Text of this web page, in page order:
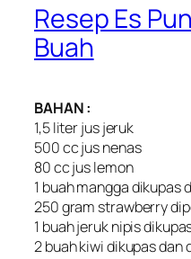
Resep Es
Buah
BAHAN :
1,5 liter jus jeruk
500 cc jus nenas
80 cc jus lemon
1 buah mangga dikupas
250 gram strawberry
1 buah jeruk nipis
2 buah kiwi dikupas